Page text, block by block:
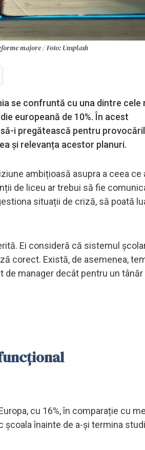
majore / Foto: Unsplash
se confruntă cu una dintre cele
europeană de 10%. În acest
i pregătească pentru
și relevanța acestor planuri.
ambițioasă asupra a ceea ce
de liceu ar trebui să fie
situații de criză, să poată
Ei consideră că sistemul
corect. Există, de asemenea,
manager decât pentru un tânăr
cu 16%, în comparație cu
înainte de a-și termina